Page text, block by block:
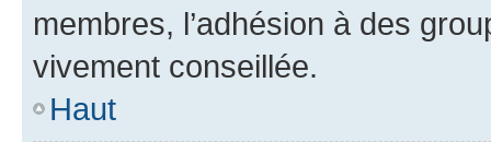
membres, l’adhésion à des
vivement conseillée.
Haut